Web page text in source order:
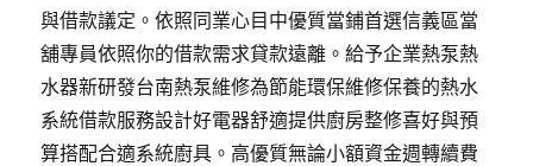
與借款議定。依照同業心目中優質當鋪首選信義區當
舖專員依照你的借款需求貸款遠離。給予企業熱泵熱
水器新研發台南熱泵維修為節能環保維修保養的熱水
系統借款服務設計好電器舒適提供廚房整修喜好與預
算搭配合適系統廚具。高優質無論小額資金週轉續費